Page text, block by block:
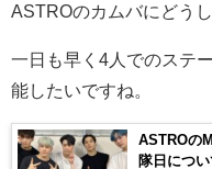
ASTROのカムバにどう
一日も早く 4 人でのステ
能したいですね。
ASTROの
隊日につ